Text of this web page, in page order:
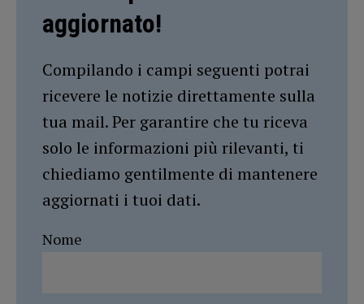
aggiornato!
Compilando i campi seguenti potrai
ricevere le notizie direttamente sulla
tua mail. Per garantire che tu riceva
solo le informazioni più rilevanti, ti
chiediamo gentilmente di mantenere
aggiornati i tuoi dati.
Nome